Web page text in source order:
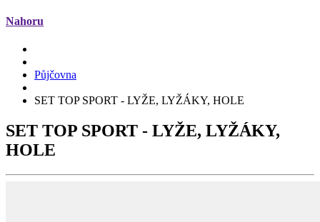
Nahoru
Půjčovna
SET TOP SPORT - LYŽE, LYŽÁKY, HOLE
SET TOP SPORT - LYŽE, LYŽÁKY,
HOLE